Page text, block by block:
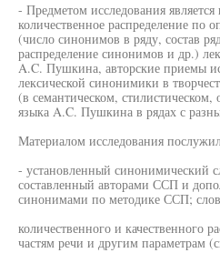
- Предметом исследования является
количественное распределение по
(число синонимов в ряду, состав
распределение синонимов и др.)
A.C. Пушкина, авторские приемы
лексической синонимики в
(в семантическом,
языка A.C. Пушкина в рядах с
Материалом исследования
- установленный синонимический
составленный авторами ССП и
синонимами по методике ССП;
количественного и качественного
частям речи и другим параметрам